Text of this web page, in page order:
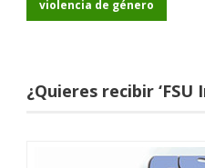
violencia de género
¿Quieres recibir ‘FSU